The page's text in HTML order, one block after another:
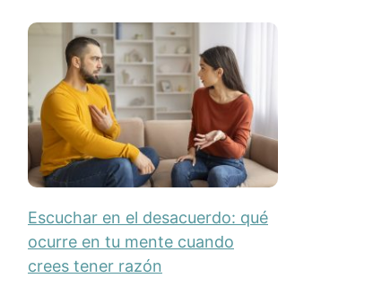
Escuchar en el desacuerdo: qué
ocurre en tu mente cuando
crees tener razón